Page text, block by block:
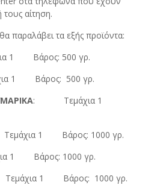
αίτηση.
παραλάβει τα εξής προϊόντα:
1 Βάρος: 500 γρ.
Βάρος: 500 γρ.
: Τεμάχια 1
1 Βάρος: 1000 γρ.
Βάρος: 1000 γρ.
1 Βάρος: 1000 γρ.